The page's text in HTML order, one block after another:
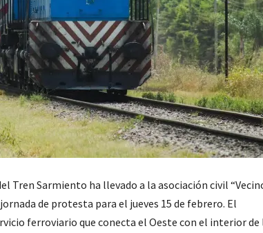
Tren Sarmiento ha llevado a la asociación civil
de protesta para el jueves 15 de febrero. El
ferroviario que conecta el Oeste con el interior de